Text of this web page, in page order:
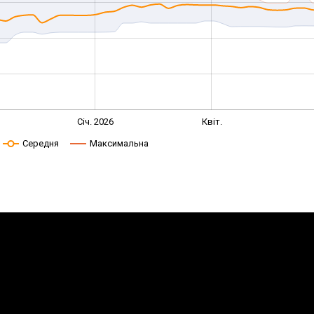
Січ. 2026 Квіт.
Середня Максимальна